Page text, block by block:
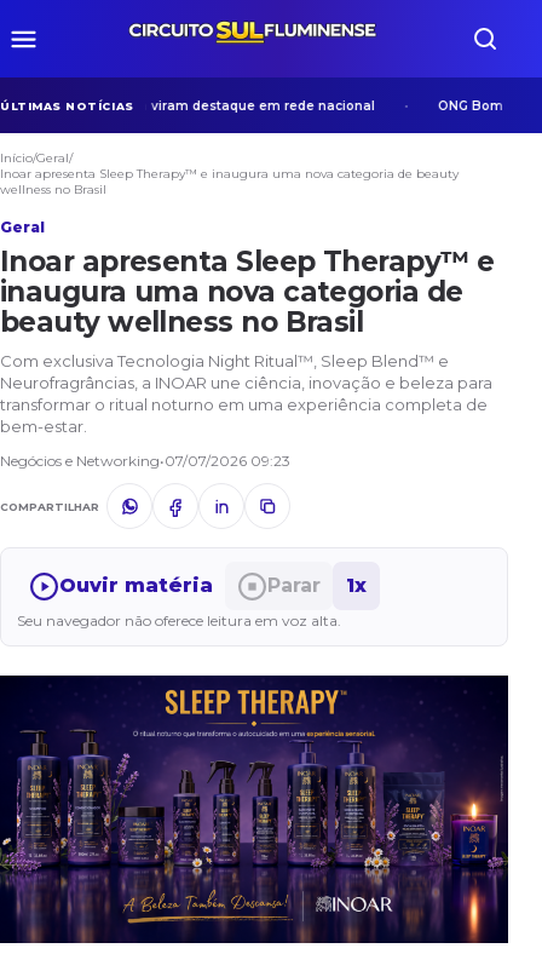
ÚLTIMAS NOTÍCIAS
Volta Redonda viram destaque em rede nacional ONG Bom
Início/Geral/
Inoar apresenta Sleep Therapy™ e inaugura uma nova categoria de beauty
wellness no Brasil
Geral
Inoar apresenta Sleep Therapy™ e
inaugura uma nova categoria de
beauty wellness no Brasil
Com exclusiva Tecnologia Night Ritual™, Sleep Blend™ e
Neurofragrâncias, a INOAR une ciência, inovação e beleza para
transformar o ritual noturno em uma experiência completa de
bem-estar.
Negócios e Networking•07/07/2026 09:23
COMPARTILHAR
Ouvir matéria Parar 1x
Seu navegador não oferece leitura em voz alta.